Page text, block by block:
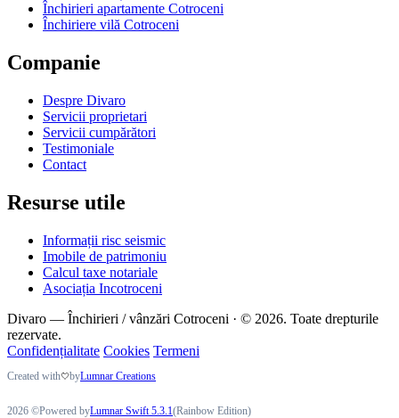
Închirieri apartamente Cotroceni
Închiriere vilă Cotroceni
Companie
Despre Divaro
Servicii proprietari
Servicii cumpărători
Testimoniale
Contact
Resurse utile
Informații risc seismic
Imobile de patrimoniu
Calcul taxe notariale
Asociația Incotroceni
Divaro — Închirieri / vânzări Cotroceni · © 2026. Toate drepturile
rezervate.
Confidențialitate Cookies Termeni
Created with byLumnar Creations
2026 ©Powered byLumnar Swift 5.3.1(Rainbow Edition)